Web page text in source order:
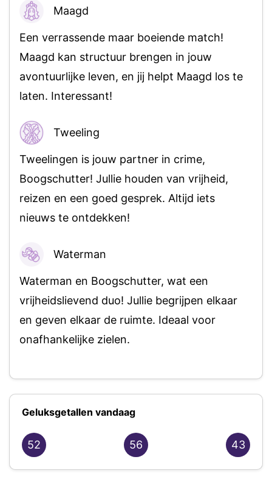
Maagd
Een verrassende maar boeiende match!
Maagd kan structuur brengen in jouw
avontuurlijke leven, en jij helpt Maagd los te
laten. Interessant!
Tweeling
Tweelingen is jouw partner in crime,
Boogschutter! Jullie houden van vrijheid,
reizen en een goed gesprek. Altijd iets
nieuws te ontdekken!
Waterman
Waterman en Boogschutter, wat een
vrijheidslievend duo! Jullie begrijpen elkaar
en geven elkaar de ruimte. Ideaal voor
onafhankelijke zielen.
Geluksgetallen vandaag
52 56 43